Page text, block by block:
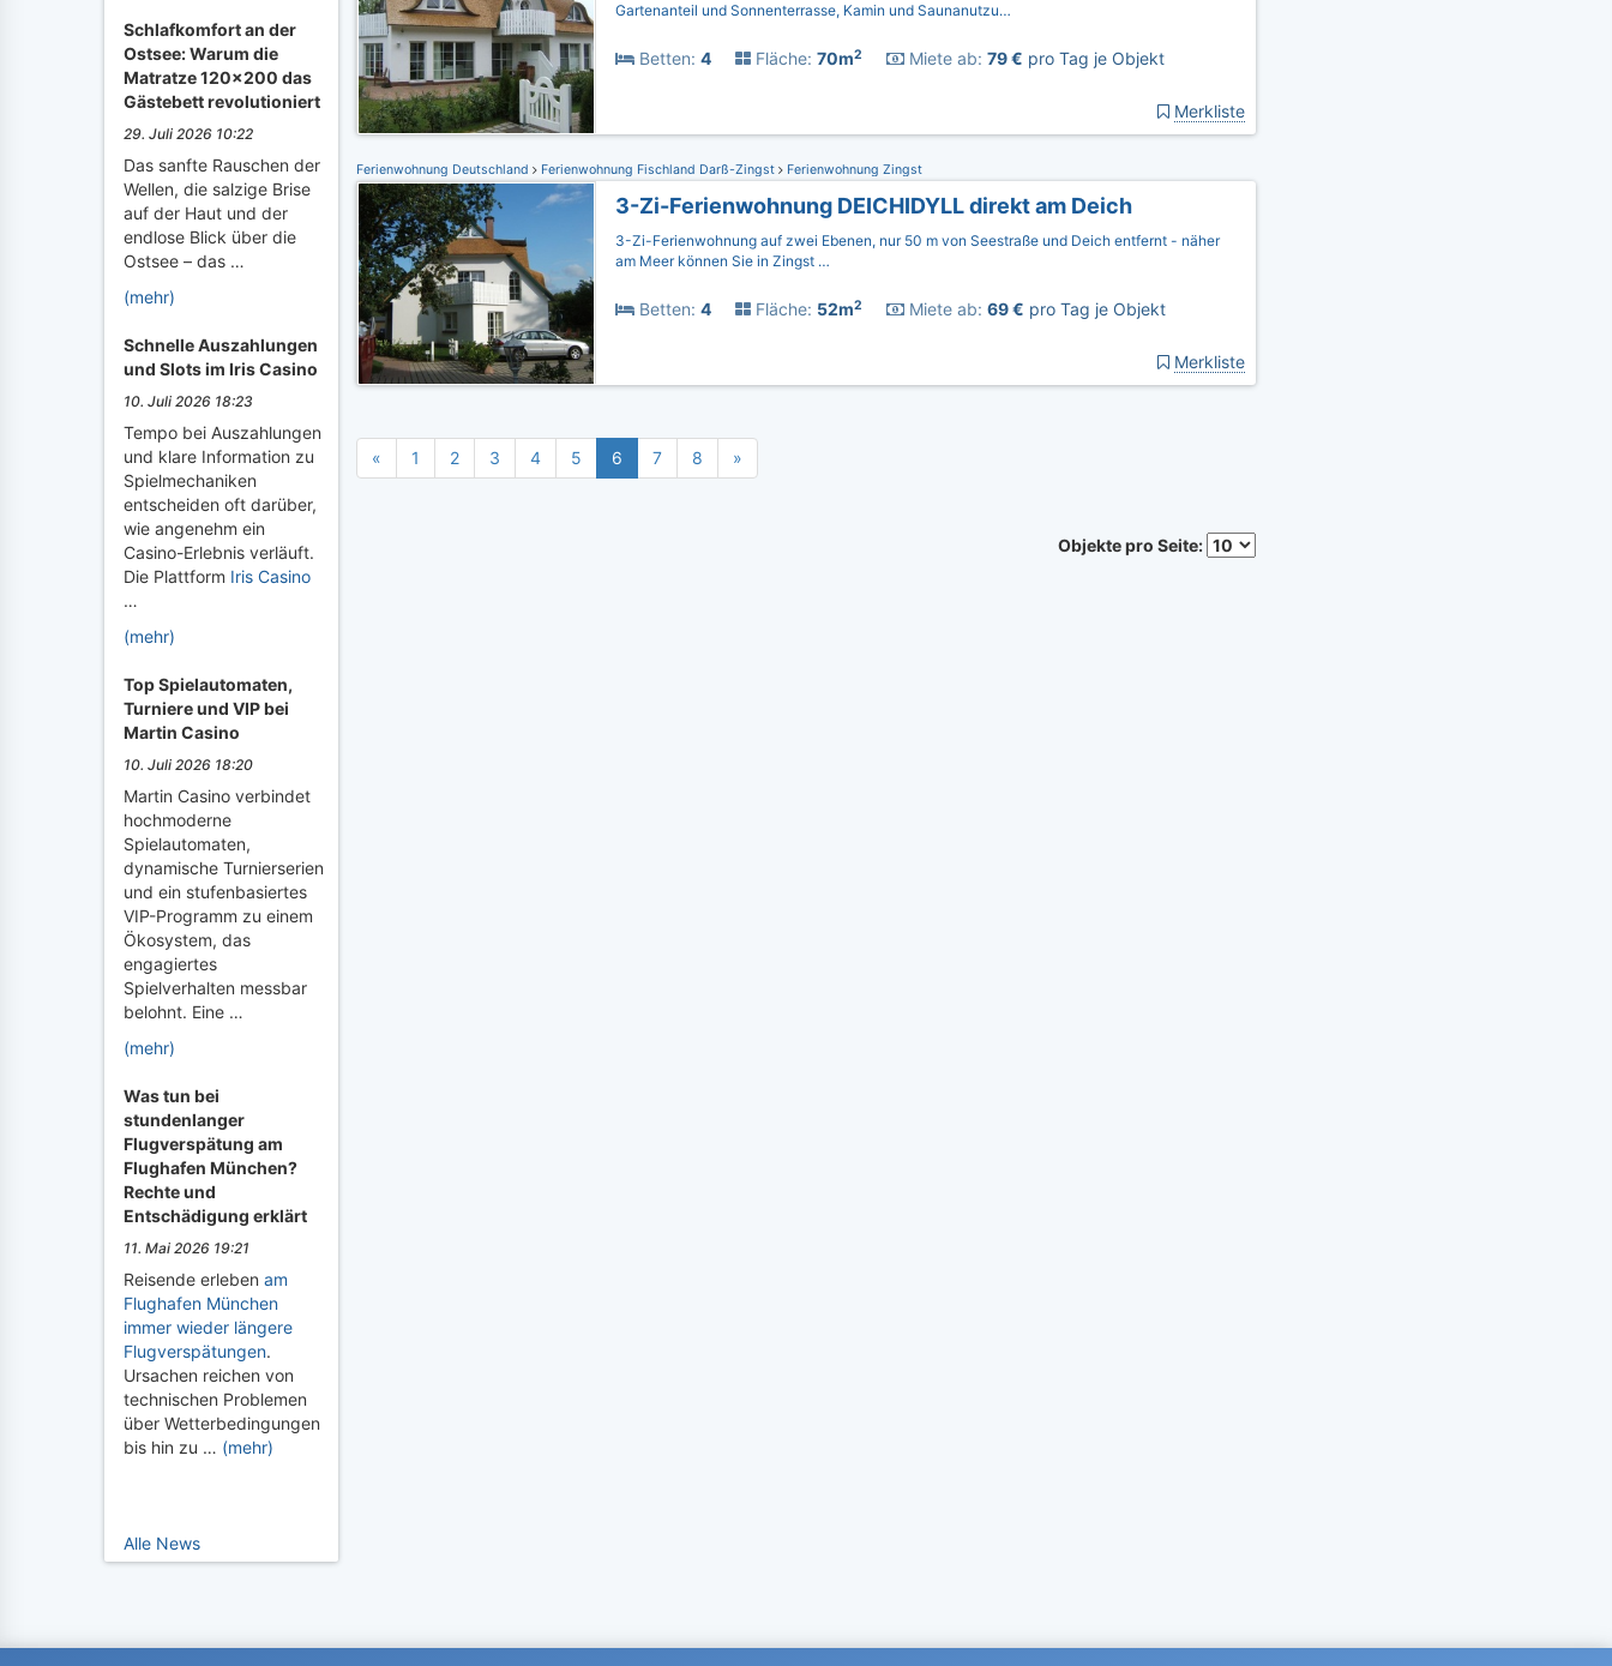
Schlafkomfort an der
Ostsee: Warum die
Matratze 120x200 das
Gästebett revolutioniert
29. Juli 2026 10:22
Das sanfte Rauschen der
Wellen, die salzige Brise
auf der Haut und der
endlose Blick über die
Ostsee – das …
(mehr)
Schnelle Auszahlungen
und Slots im Iris Casino
10. Juli 2026 18:23
Tempo bei Auszahlungen
und klare Information zu
Spielmechaniken
entscheiden oft darüber,
wie angenehm ein
Casino-Erlebnis verläuft.
Die Plattform Iris Casino
…
(mehr)
Top Spielautomaten,
Turniere und VIP bei
Martin Casino
10. Juli 2026 18:20
Martin Casino verbindet
hochmoderne
Spielautomaten,
dynamische Turnierserien
und ein stufenbasiertes
VIP-Programm zu einem
Ökosystem, das
engagiertes
Spielverhalten messbar
belohnt. Eine …
(mehr)
Was tun bei
stundenlanger
Flugverspätung am
Flughafen München?
Rechte und
Entschädigung erklärt
11. Mai 2026 19:21
Reisende erleben am
Flughafen München
immer wieder längere
Flugverspätungen.
Ursachen reichen von
technischen Problemen
über Wetterbedingungen
bis hin zu … (mehr)
Alle News
Gartenanteil und Sonnenterrasse, Kamin und Saunanutzu…
Betten: 4 Fläche: 70m2 Miete ab: 79 € pro Tag je Objekt
Merkliste
Ferienwohnung Deutschland Ferienwohnung Fischland Darß-Zingst Ferienwohnung Zingst
3-Zi-Ferienwohnung DEICHIDYLL direkt am Deich
3-Zi-Ferienwohnung auf zwei Ebenen, nur 50 m von Seestraße und Deich entfernt - näher
am Meer können Sie in Zingst …
Betten: 4 Fläche: 52m2 Miete ab: 69 € pro Tag je Objekt
Merkliste
« 1 2 3 4 5 6 7 8 »
Objekte pro Seite: